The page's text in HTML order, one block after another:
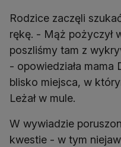
Rodzice zaczęli
rękę. - Mąż pożyczył
poszliśmy tam z
- opowiedziała mama
blisko miejsca, w
Leżał w mule.
W wywiadzie
kwestie - w tym